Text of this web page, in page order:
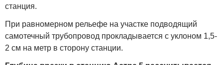
станция.
При равномерном рельефе на участке подводящий
самотечный трубопровод прокладывается с уклоном 1,5-
2 см на метр в сторону станции.